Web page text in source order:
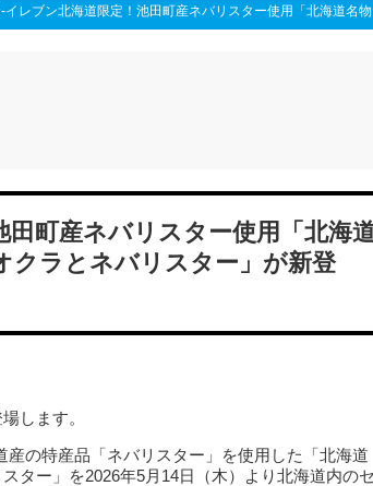
イレブン北海道限定！池田町産ネバリスター使用「北海道名
町産ネバリスター使用「北海
クラとネバリスター」が新登
します。
の特産品「ネバリスター」を使用した「北海道
ター」を2026年5月14日（木）より北海道内のセ